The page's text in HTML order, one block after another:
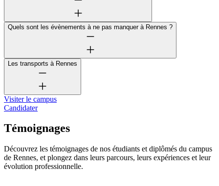
Quels sont les évènements à ne pas manquer à Rennes ?
Les transports à Rennes
Visiter le campus
Candidater
Témoignages
Découvrez les témoignages de nos étudiants et diplômés du campus
de Rennes, et plongez dans leurs parcours, leurs expériences et leur
évolution professionnelle.